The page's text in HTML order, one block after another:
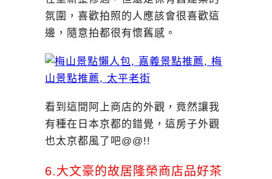
氛圍，喜歡拍照的人應該會很喜歡這
邊，隨意拍都很有懷舊感。
看到這間阿上商店的外觀，竟然讓我
有種在日本京都的錯覺，這房子外觀
也太京都風了吧@@!!
6.大文豪的故居隆榮商店品好茶